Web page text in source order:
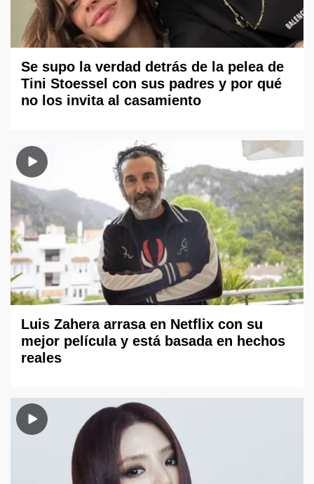
Se supo la verdad detrás de la pelea de
Tini Stoessel con sus padres y por qué
no los invita al casamiento
Luis Zahera arrasa en Netflix con su
mejor película y está basada en hechos
reales